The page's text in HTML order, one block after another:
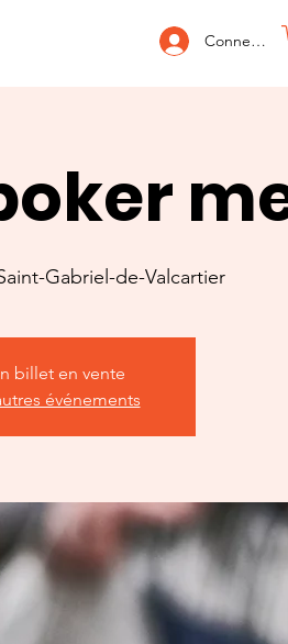
Connexion
Gabriel-de-Valcartier
billet en vente
événements